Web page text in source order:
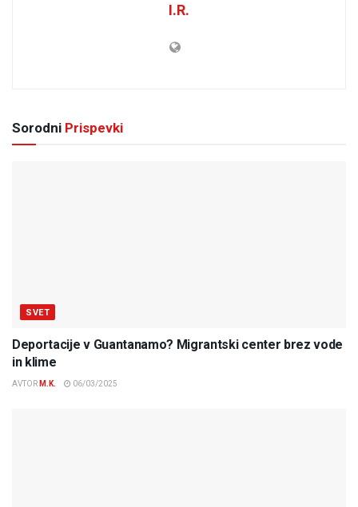
I.R.
Sorodni Prispevki
SVET
Deportacije v Guantanamo? Migrantski center brez vode
in klime
AVTOR M.K. 06/03/2025